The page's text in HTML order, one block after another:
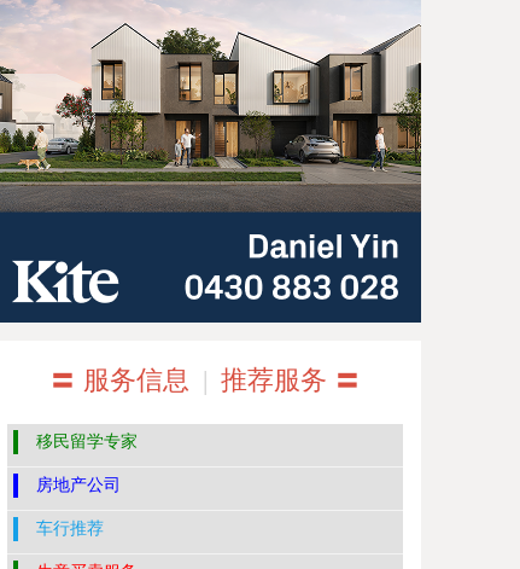
〓 服务信息 | 推荐服务 〓
移民留学专家
房地产公司
车行推荐